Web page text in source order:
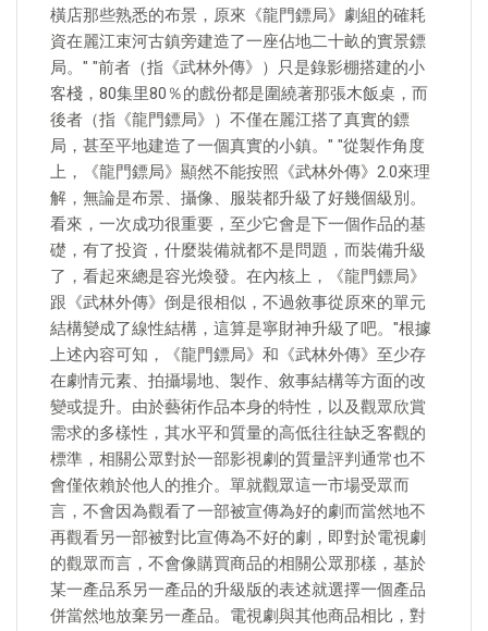
橫店那些熟悉的布景，原來《龍門鏢局》劇組的確耗
資在麗江束河古鎮旁建造了一座佔地二十畝的實景鏢
局。" "前者（指《武林外傳》）只是錄影棚搭建的小
客棧，80集里80％的戲份都是圍繞著那張木飯桌，而
後者（指《龍門鏢局》）不僅在麗江搭了真實的鏢
局，甚至平地建造了一個真實的小鎮。" "從製作角度
上，《龍門鏢局》顯然不能按照《武林外傳》2.0來理
解，無論是布景、攝像、服裝都升級了好幾個級別。
看來，一次成功很重要，至少它會是下一個作品的基
礎，有了投資，什麼裝備就都不是問題，而裝備升級
了，看起來總是容光煥發。在內核上，《龍門鏢局》
跟《武林外傳》倒是很相似，不過敘事從原來的單元
結構變成了線性結構，這算是寧財神升級了吧。"根據
上述內容可知，《龍門鏢局》和《武林外傳》至少存
在劇情元素、拍攝場地、製作、敘事結構等方面的改
變或提升。由於藝術作品本身的特性，以及觀眾欣賞
需求的多樣性，其水平和質量的高低往往缺乏客觀的
標準，相關公眾對於一部影視劇的質量評判通常也不
會僅依賴於他人的推介。單就觀眾這一市場受眾而
言，不會因為觀看了一部被宣傳為好的劇而當然地不
再觀看另一部被對比宣傳為不好的劇，即對於電視劇
的觀眾而言，不會像購買商品的相關公眾那樣，基於
某一產品系另一產品的升級版的表述就選擇一個產品
併當然地放棄另一產品。電視劇與其他商品相比，對